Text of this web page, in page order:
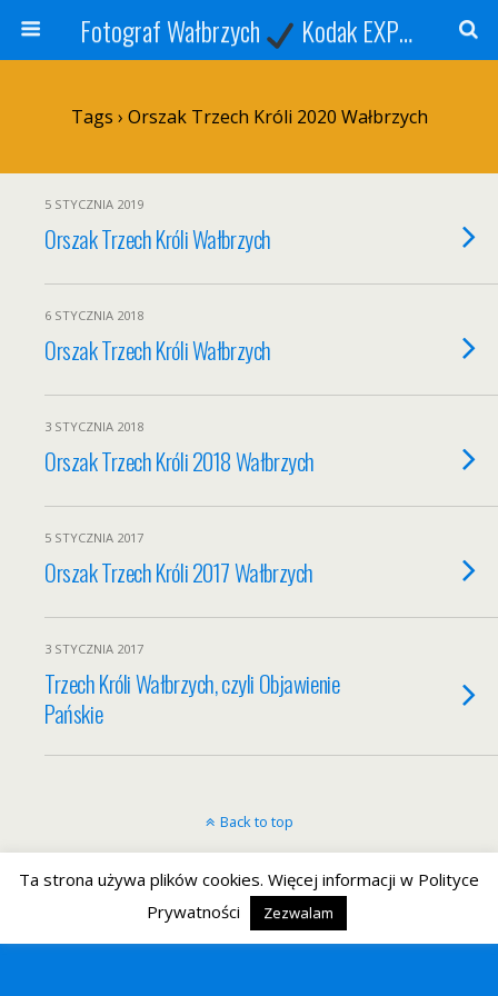
Fotograf Wałbrzych Kodak EXPRESS
Tags › Orszak Trzech Króli 2020 Wałbrzych
5 STYCZNIA 2019
Orszak Trzech Króli Wałbrzych
6 STYCZNIA 2018
Orszak Trzech Króli Wałbrzych
3 STYCZNIA 2018
Orszak Trzech Króli 2018 Wałbrzych
5 STYCZNIA 2017
Orszak Trzech Króli 2017 Wałbrzych
3 STYCZNIA 2017
Trzech Króli Wałbrzych, czyli Objawienie
Pańskie
Back to top
Mobile Desktop
Ta strona używa plików cookies. Więcej informacji w Polityce
Prywatności
Zezwalam